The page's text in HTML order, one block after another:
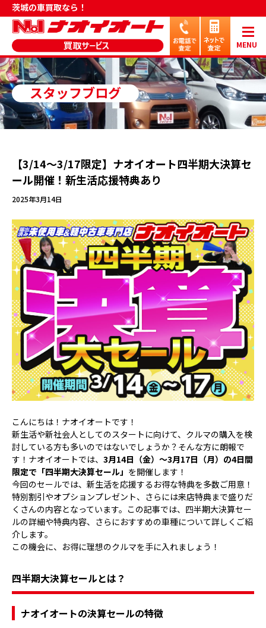
茨城の車買取なら！
MENU
スタッフブログ
【3/14～3/17限定】ナオイオート四半期大決算セ
ール開催！新生活応援特典あり
2025年3月14日
こんにちは！ナオイオートです！
新生活や新社会人としてのスタートに向けて、クルマの購入を検
討している方も多いのではないでしょうか？そんな方に朗報で
す！ナオイオートでは、 3月14日（金）～3月17日（月）の4日間
限定で「四半期大決算セール」 を開催します！
今回のセールでは、新生活を応援するお得な特典を多数ご用意！
特別割引やオプションプレゼント、さらには来店特典まで盛りだ
くさんの内容となっています。この記事では、四半期大決算セー
ルの詳細や特典内容、さらにおすすめの車種について詳しくご紹
介します。
この機会に、お得に理想のクルマを手に入れましょう！
四半期大決算セールとは？
ナオイオートの決算セールの特徴